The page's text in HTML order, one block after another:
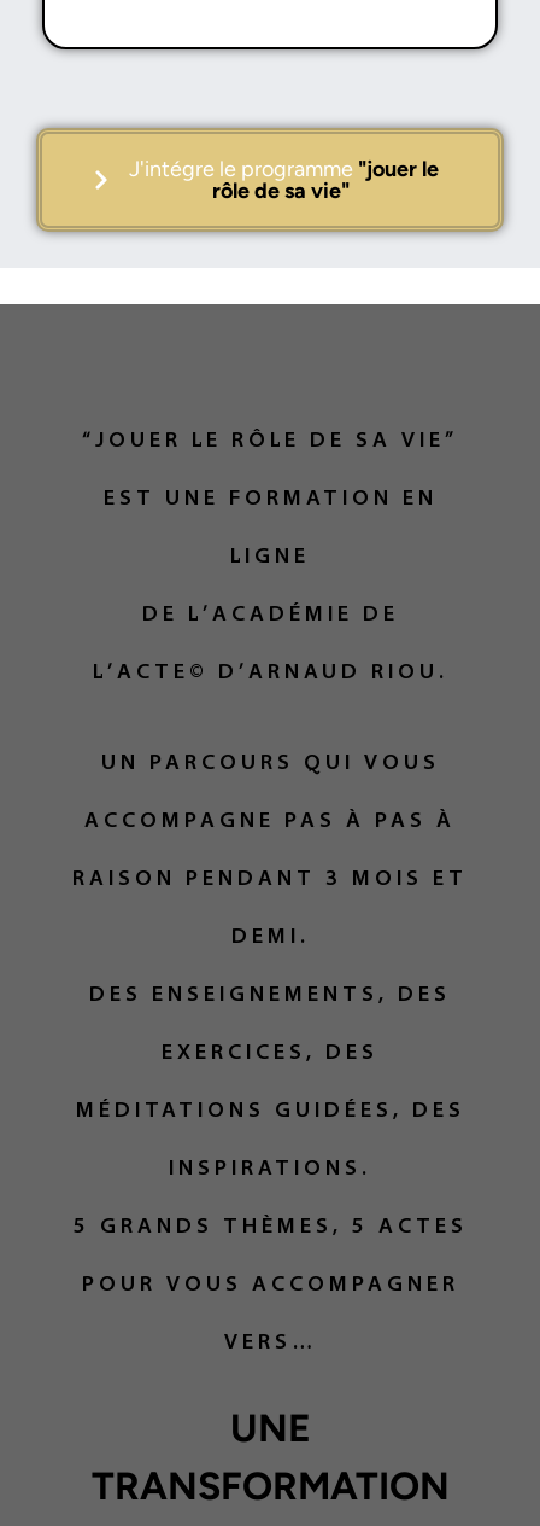
J'intégre le programme "jouer le
rôle de sa vie"
“JOUER LE RÔLE DE SA VIE”
EST UNE FORMATION EN
LIGNE
DE L’ACADÉMIE DE
L’ACTE© D’ARNAUD RIOU.
UN PARCOURS QUI VOUS
ACCOMPAGNE PAS À PAS À
RAISON PENDANT 3 MOIS ET
DEMI.
DES ENSEIGNEMENTS, DES
EXERCICES, DES
MÉDITATIONS GUIDÉES, DES
INSPIRATIONS.
5 GRANDS THÈMES, 5 ACTES
POUR VOUS ACCOMPAGNER
VERS…
UNE
TRANSFORMATION